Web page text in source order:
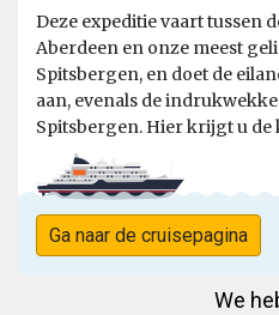
Deze expeditie vaart tussen
Aberdeen en onze meest
Spitsbergen, en doet de
aan, evenals de
Spitsbergen. Hier krijgt u de
Ga naar de cruisepagina
We